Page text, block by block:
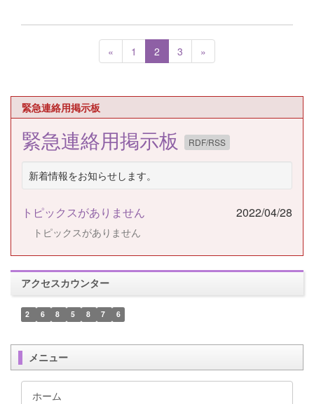
« 1 2 3 »
緊急連絡用掲示板
緊急連絡用掲示板 RDF/RSS
新着情報をお知らせします。
トピックスがありません 2022/04/28
トピックスがありません
アクセスカウンター
2 6 8 5 8 7 6
メニュー
ホーム